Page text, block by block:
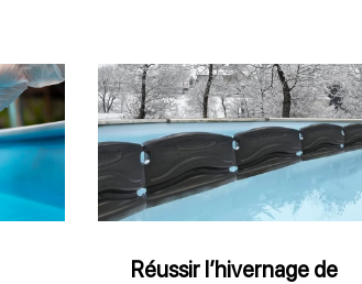
Réussir
l’hivernage
de
sa
piscine
Réussir l’hivernage de